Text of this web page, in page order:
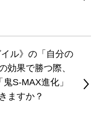
ル》の「自分の
効果で勝つ際、
S-MAX進化」
ますか？